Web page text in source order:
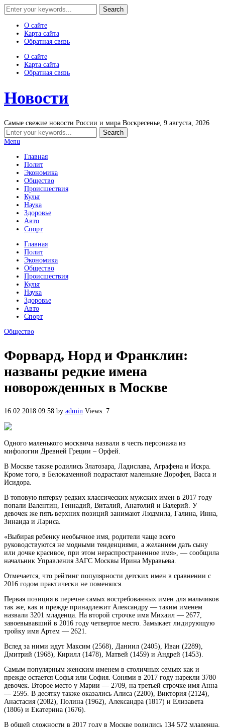
О сайте
Карта сайта
Обратная связь
О сайте
Карта сайта
Обратная связь
Новости
Самые свежие новости России и мира Воскресенье, 9 августа, 2026
Menu
Главная
Полит
Экономика
Общество
Происшествия
Культ
Наука
Здоровье
Авто
Спорт
Главная
Полит
Экономика
Общество
Происшествия
Культ
Наука
Здоровье
Авто
Спорт
Общество
Форвард, Норд и Франклин:
названы редкие имена
новорожденных в Москве
16.02.2018 09:58 by admin Views: 7
Одного маленького москвича назвали в честь персонажа из
мифологии Древней Греции – Орфей.
В Москве также родились Златозара, Ладислава, Аграфена и Искра.
Кроме того, в Белокаменной подрастают маленькие Дорофея, Васса и
Исидора.
В топовую пятерку редких классических мужских имен в 2017 году
попали Валентин, Геннадий, Виталий, Анатолий и Валерий. У
девочек же пять верхних позиций занимают Людмила, Галина, Инна,
Зинаида и Лариса.
«Выбирая ребенку необычное имя, родители чаще всего
руководствуются не модными тенденциями, а желанием дать сыну
или дочке красивое, при этом нераспространенное имя», — сообщила
начальник Управления ЗАГС Москвы Ирина Муравьева.
Отмечается, что рейтинг популярности детских имен в сравнении с
2016 годом практически не поменялся.
Первая позиция в перечне самых востребованных имен для мальчиков
так же, как и прежде принадлежит Александру — таким именем
назвали 3201 младенца. На второй строчке имя Михаил — 2677,
завоевывавший в 2016 году четвертое место. Замыкает лидирующую
тройку имя Артем — 2621.
Вслед за ними идут Максим (2568), Даниил (2405), Иван (2289),
Дмитрий (1968), Кирилл (1478), Матвей (1459) и Андрей (1453).
Самым популярным женским именем в столичных семьях как и
прежде остается Софья или София. Сонями в 2017 году нарекли 3780
девочек. Второе место у Марии — 2709, на третьей строчке имя Анна
— 2595. В десятку также оказались Алиса (2200), Виктория (2124),
Анастасия (2082), Полина (1962), Александра (1817) и Елизавета
(1806) и Екатерина (1676).
В общей сложности в 2017 году в Москве родились 134 572 младенца,